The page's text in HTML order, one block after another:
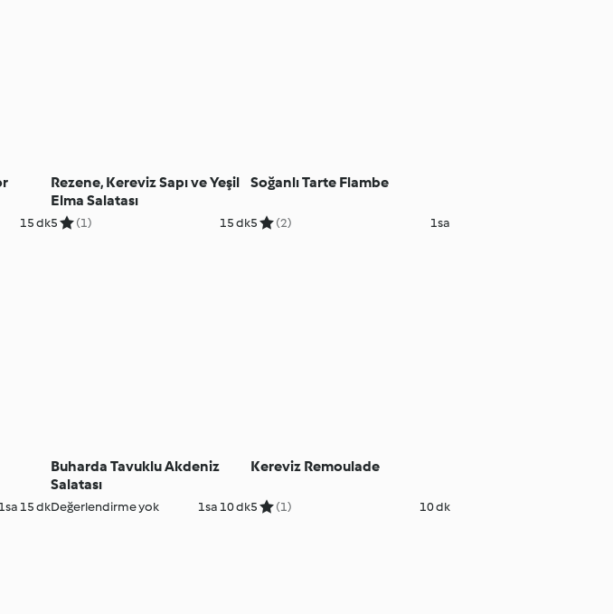
15 dk
Rezene, Kereviz Sapı ve Yeşil
Elma Salatası
5 (1) 15 dk
Soğanlı Tarte Flambe
5 (2) 1sa
15 dk
Buharda Tavuklu Akdeniz
Salatası
Değerlendirme yok 1sa 10 dk
Kereviz Remoulade
5 (1) 10 dk